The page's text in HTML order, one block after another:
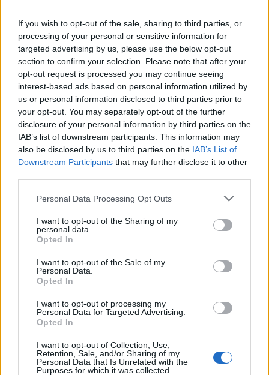
If you wish to opt-out of the sale, sharing to third parties, or
processing of your personal or sensitive information for
targeted advertising by us, please use the below opt-out
section to confirm your selection. Please note that after your
opt-out request is processed you may continue seeing
interest-based ads based on personal information utilized by
us or personal information disclosed to third parties prior to
your opt-out. You may separately opt-out of the further
disclosure of your personal information by third parties on the
IAB’s list of downstream participants. This information may
also be disclosed by us to third parties on the IAB’s List of
Downstream Participants that may further disclose it to other
Please note that this website/app uses one or more Google
not limited to your visit or usage behaviour. You may click to
grant or deny consent to Google and its third-party tags to
use your data for below specified purposes in below Google
consent section.
Personal Data Processing Opt Outs
I want to opt-out of the Sharing of my
personal data.
Opted In
I want to opt-out of the Sale of my
Personal Data.
Opted In
I want to opt-out of processing my
Personal Data for Targeted Advertising.
Opted In
I want to opt-out of Collection, Use,
Retention, Sale, and/or Sharing of my
Personal Data that Is Unrelated with the
Purposes for which it was collected.
συμβάσεις και με τις μπάρες των διοδίων και τα
πληρώσαμε όλοι. Το ίδιο θα γίνει και τώρα, αφού
εάν δεν συμφωνήσουν οι δύο πλευρές, τότε οι
παραχωρησιούχοι θα προσφύγουν στη διαιτησία
και θα πάρουν και τις αυξήσεις και τους τόκους.
Τα μυστικά του Σκρέκα
Επειδή έχω «κολλήσει» με τα οικονομικά
υπουργεία θα επανέλθω στο υπουργείο Ανάπτυξης
διότι την προηγούμενη φορά σας έγραψα ότι ο
το κακάο. Αυτό δεν ήταν απολύτως ακριβές. Το
σωστό είναι ότι δεν αφαίρεσε μόνο το κακάο, αλλά
και άλλα προϊόντα. Και πρόσθεσε. Συγκεκριμένα
ελαιόλαδο» αλλά μόνο «ελαιόλαδο». Δεν υπάρχει
«τσάι ή χαμομήλι». Επίσης, δεν υπάρχουν
«απολυμαντικά χεριών/αντισηπτικά». Το
«γαλοπούλα ή και πάριζα» έγινε δύο διαφορετικά
ένα τουλάχιστον είδος», τώρα έχουν γίνει τρεις
κατηγορίες «όσπρια-φακές», «όσπρια-φασόλια» και